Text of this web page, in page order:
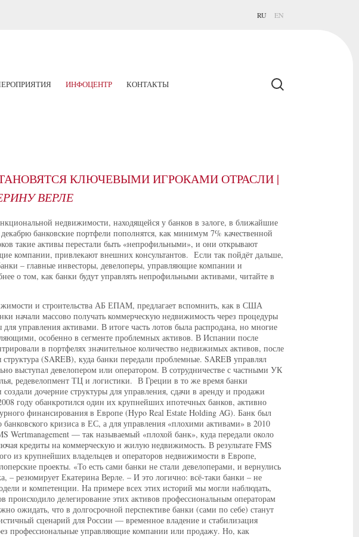
RU EN
ИНФОЦЕНТР КОНТАКТЫ
КЛЮЧЕВЫМИ ИГРОКАМИ ОТРАСЛИ |
ВЕРЛЕ
недвижимости, находящейся у банков в залоге, в ближайшие
банковские портфели пополнятся, как минимум 7% качественной
такие активы перестали быть «непрофильными», и они открывают
компании, привлекают внешних консультантов. Если так пойдёт дальше,
– главные инвесторы, девелоперы, управляющие компании и
о том, как банки будут управлять непрофильными активами, читайте в
и строительства АБ ЕПАМ, предлагает вспомнить, как в США
начали массово получать коммерческую недвижимость через процедуры
управления активами. В итоге часть лотов была распродана, но многие
особенно в сегменте проблемных активов. В Испании после
в портфелях значительное количество недвижимых активов, после
структура (SAREB), куда банки передали проблемные. SAREB управлял
выступал девелопером или оператором. В сотрудничестве с частными УК
редевелопмент ТЦ и логистики. В Греции в то же время банки
дочерние структуры для управления, сдачи в аренду и продажи
году обанкротился один их крупнейших ипотечных банков, активно
финансирования в Европе (Hypo Real Estate Holding AG). Банк был
кризиса в ЕС, а для управления «плохими активами» в 2010
Wertmanagement — так называемый «плохой банк», куда передали около
кредиты на коммерческую и жилую недвижимость. В результате FMS
из крупнейших владельцев и операторов недвижимости в Европе,
проекты. «То есть сами банки не стали девелоперами, и вернулись
– резюмирует Екатерина Верле. – И это логично: всё-таки банки – не
и компетенции. На примере всех этих историй мы могли наблюдать,
происходило делегирование этих активов профессиональным операторам
ожидать, что в долгосрочной перспективе банки (сами по себе) станут
сценарий для России — временное владение и стабилизация
профессиональные управляющие компании или продажу. Но, как